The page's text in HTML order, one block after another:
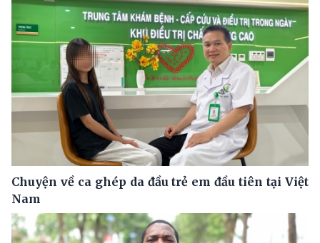
Chuyện về ca ghép da đầu trẻ em đầu tiên tại Việt
Nam